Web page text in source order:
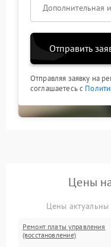
Отправить
Отправляя заявку на
соглашаетесь с
Цены
Цены
Ремонт платы управления
(восстановление)